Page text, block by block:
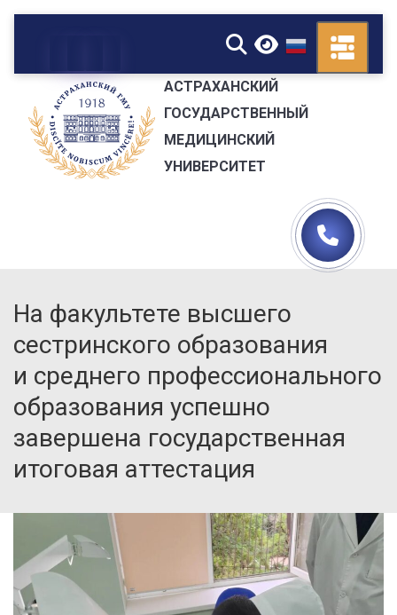
▼
АСТРАХАНСКИЙ
ГОСУДАРСТВЕННЫЙ
МЕДИЦИНСКИЙ
УНИВЕРСИТЕТ
На факультете высшего
сестринского образования
и среднего профессионального
образования успешно
завершена государственная
итоговая аттестация